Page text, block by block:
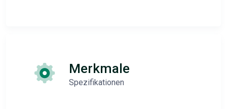
Merkmale
Spezifikationen